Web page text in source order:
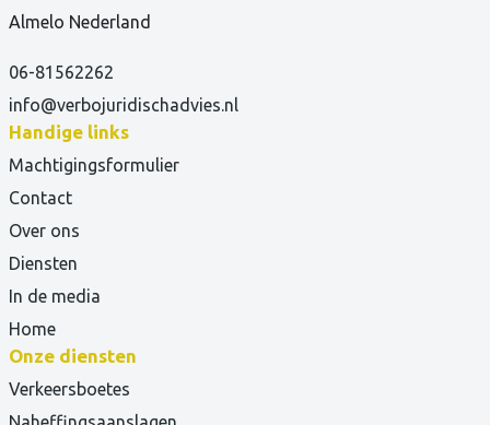
Almelo Nederland
06-81562262
info@verbojuridischadvies.nl
Handige links
Machtigingsformulier
Contact
Over ons
Diensten
In de media
Home
Onze diensten
Verkeersboetes